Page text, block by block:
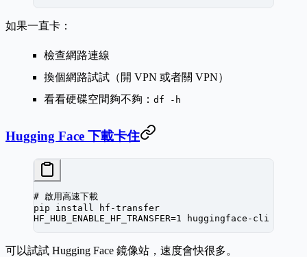
如果一直卡：
檢查網路連線
換個網路試試（開 VPN 或者關 VPN）
看看硬碟空間夠不夠： df -h
Hugging Face 下載卡住
# 啟用高速下載
pip install
hf-transfer
HF_HUB_ENABLE_HF_TRANSFER=1 huggingface-cli
可以試試 Hugging Face 鏡像站，速度會快很多。